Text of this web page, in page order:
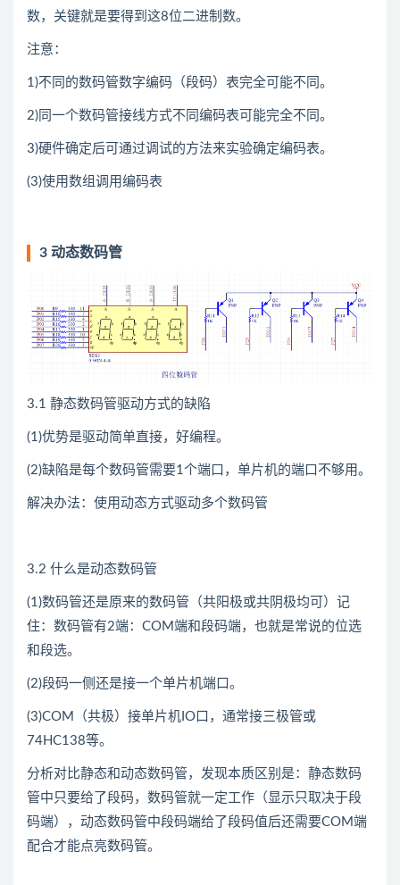
数，关键就是要得到这8位二进制数。
注意：
1)不同的数码管数字编码（段码）表完全可能不同。
2)同一个数码管接线方式不同编码表可能完全不同。
3)硬件确定后可通过调试的方法来实验确定编码表。
(3)使用数组调用编码表
3 动态数码管
3.1 静态数码管驱动方式的缺陷
(1)优势是驱动简单直接，好编程。
(2)缺陷是每个数码管需要1个端口，单片机的端口不够用。
解决办法：使用动态方式驱动多个数码管
3.2 什么是动态数码管
(1)数码管还是原来的数码管（共阳极或共阴极均可）记
住：数码管有2端：COM端和段码端，也就是常说的位选
和段选。
(2)段码一侧还是接一个单片机端口。
(3)COM（共极）接单片机IO口，通常接三极管或
74HC138等。
分析对比静态和动态数码管，发现本质区别是：静态数码
管中只要给了段码，数码管就一定工作（显示只取决于段
码端），动态数码管中段码端给了段码值后还需要COM端
配合才能点亮数码管。